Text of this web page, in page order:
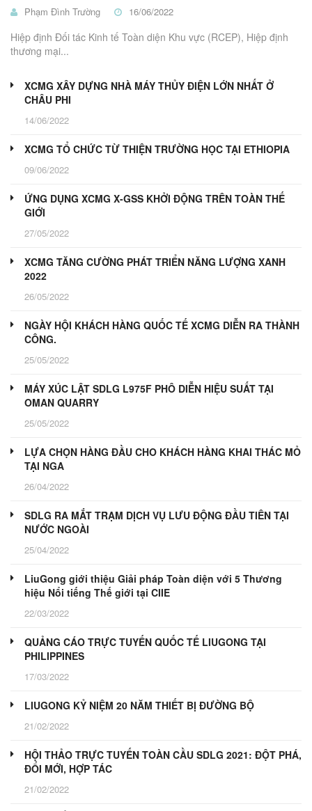
Phạm Đình Trường 16/06/2022
Hiệp định Đối tác Kinh tế Toàn diện Khu vực (RCEP), Hiệp định
thương mại...
XCMG XÂY DỰNG NHÀ MÁY THỦY ĐIỆN LỚN NHẤT Ở
CHÂU PHI
14/06/2022
XCMG TỔ CHỨC TỪ THIỆN TRƯỜNG HỌC TẠI ETHIOPIA
09/06/2022
ỨNG DỤNG XCMG X-GSS KHỞI ĐỘNG TRÊN TOÀN THẾ
GIỚI
27/05/2022
XCMG TĂNG CƯỜNG PHÁT TRIỂN NĂNG LƯỢNG XANH
2022
26/05/2022
NGÀY HỘI KHÁCH HÀNG QUỐC TẾ XCMG DIỄN RA THÀNH
CÔNG.
25/05/2022
MÁY XÚC LẬT SDLG L975F PHÔ DIỄN HIỆU SUẤT TẠI
OMAN QUARRY
25/05/2022
LỰA CHỌN HÀNG ĐẦU CHO KHÁCH HÀNG KHAI THÁC MỎ
TẠI NGA
26/04/2022
SDLG RA MẮT TRẠM DỊCH VỤ LƯU ĐỘNG ĐẦU TIÊN TẠI
NƯỚC NGOÀI
25/04/2022
LiuGong giới thiệu Giải pháp Toàn diện với 5 Thương
hiệu Nổi tiếng Thế giới tại CIIE
22/03/2022
QUẢNG CÁO TRỰC TUYẾN QUỐC TẾ LIUGONG TẠI
PHILIPPINES
17/03/2022
LIUGONG KỶ NIỆM 20 NĂM THIẾT BỊ ĐƯỜNG BỘ
21/02/2022
HỘI THẢO TRỰC TUYẾN TOÀN CẦU SDLG 2021: ĐỘT PHÁ,
ĐỔI MỚI, HỢP TÁC
21/02/2022